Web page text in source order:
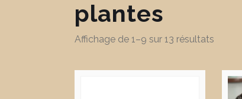
plantes
Affichage de 1–9 sur 13 résultats